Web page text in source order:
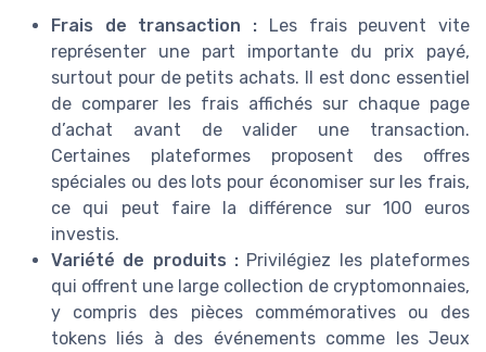
Frais de transaction : Les frais peuvent vite
représenter une part importante du prix payé,
surtout pour de petits achats. Il est donc essentiel
de comparer les frais affichés sur chaque page
d’achat avant de valider une transaction.
Certaines plateformes proposent des offres
spéciales ou des lots pour économiser sur les frais,
ce qui peut faire la différence sur 100 euros
investis.
Variété de produits : Privilégiez les plateformes
qui offrent une large collection de cryptomonnaies,
y compris des pièces commémoratives ou des
tokens liés à des événements comme les Jeux